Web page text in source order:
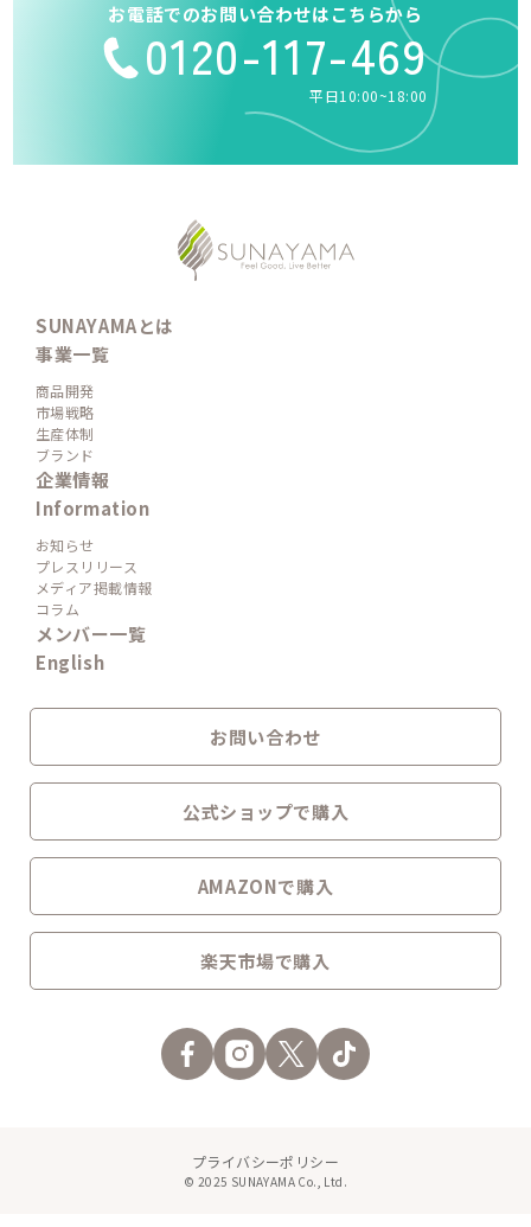
お電話でのお問い合わせはこちらから
0120-117-469
平日10:00~18:00
SUNAYAMAとは
事業一覧
商品開発
市場戦略
生産体制
ブランド
企業情報
Information
お知らせ
プレスリリース
メディア掲載情報
コラム
メンバー一覧
English
お問い合わせ
公式ショップで購入
AMAZONで購入
楽天市場で購入
© 2025 SUNAYAMA Co., Ltd.
プライバシーポリシー